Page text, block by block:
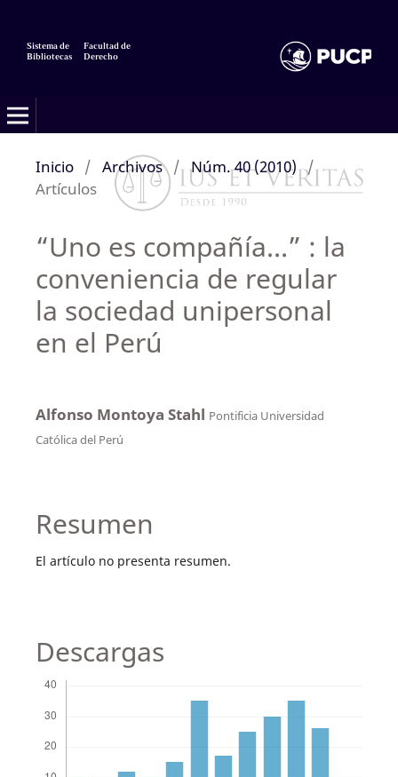
Sistema de
Bibliotecas
Facultad de
Derecho
Inicio / Archivos / Núm. 40 (2010) /
Artículos
“Uno es compañía…” : la
conveniencia de regular
la sociedad unipersonal
en el Perú
Alfonso Montoya Stahl Pontificia Universidad
Católica del Perú
Resumen
El artículo no presenta resumen.
Descargas